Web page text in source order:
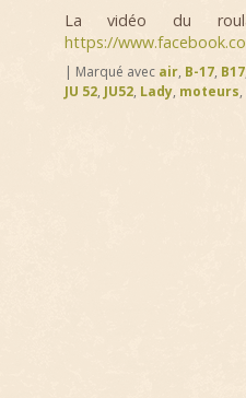
La vidéo du
https://
| Marqué avec air, B-17, B17,
JU 52, JU52, Lady, moteurs,